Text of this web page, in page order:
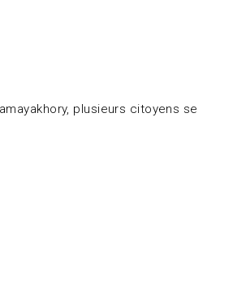
plusieurs citoyens se